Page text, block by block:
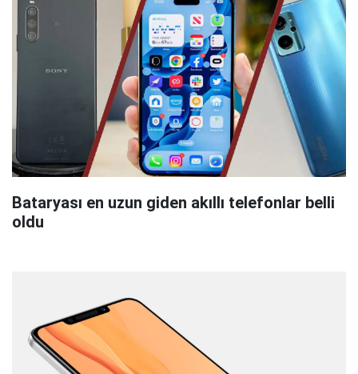
Bataryası en uzun giden akıllı telefonlar belli
oldu